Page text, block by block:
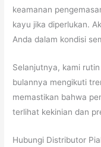
keamanan
kayu jika diperlukan.
Anda dalam kondisi
Selanjutnya, kami
bulannya mengikuti
memastikan bahwa
terlihat kekinian dan
Hubungi Distributor